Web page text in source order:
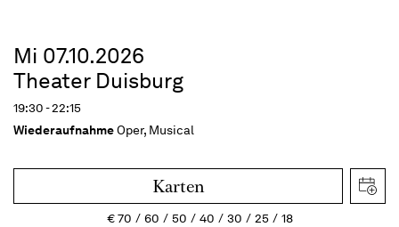
Mi 07.10.2026
Theater Duisburg
19:30 - 22:15
WiederaufnahmeOper, Musical
Karten
€70 60 50 40 30 25
18